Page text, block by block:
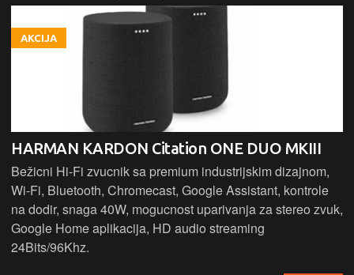
AKCIJA
HARMAN KARDON Citation ONE DUO MKIII
Bežicni Hi-Fi zvucnik sa premium industrijskim dizajnom,
Wi-Fi, Bluetooth, Chromecast, Google Assistant, kontrole
na dodir, snaga 40W, mogucnost uparivanja za stereo zvuk,
Google Home aplikacija, HD audio streaming
24Bits/96Khz.